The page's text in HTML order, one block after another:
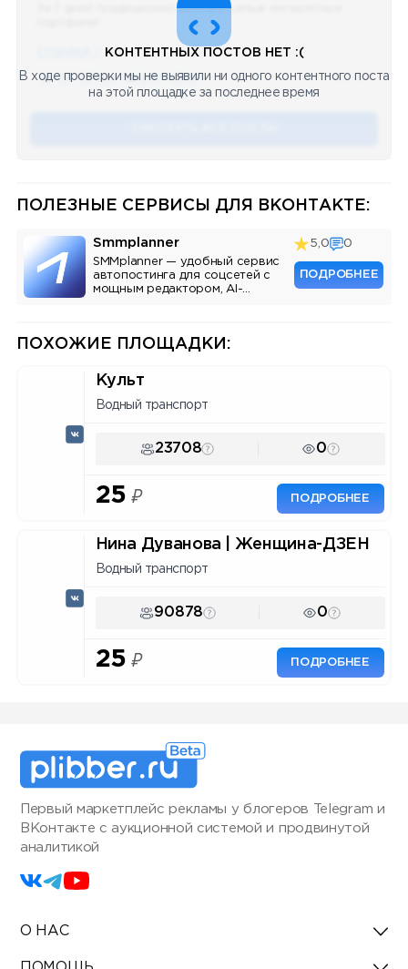
За 7 дней традиционно выберу самые интересные
🔥 75 👍🏻 487 ❤️ 875 🥴 19 12.4k 12:45
КОНТЕНТНЫХ ПОСТОВ НЕТ :(
В ходе проверки мы не выявили ни одного контентного поста
на этой площадке за последнее время
ПОЛЕЗНЫЕ СЕРВИСЫ ДЛЯ ВКОНТАКТЕ:
Smmplanner
SMMplanner — удобный сервис
автопостинга для соцсетей с
мощным редактором, AI-
5,0 0
ПОДРОБНЕЕ
ПОХОЖИЕ ПЛОЩАДКИ:
Культ
Водный транспорт
23708 0
25 ₽ ПОДРОБНЕЕ
Нина Дуванова | Женщина-ДЗЕН
Водный транспорт
90878 0
25 ₽ ПОДРОБНЕЕ
Первый маркетплейс рекламы у блогеров Telegram и
ВКонтакте с аукционной системой и продвинутой
аналитикой
О НАС